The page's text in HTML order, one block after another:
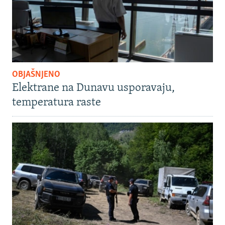
OBJAŠNJENO
Elektrane na Dunavu usporavaju,
temperatura raste